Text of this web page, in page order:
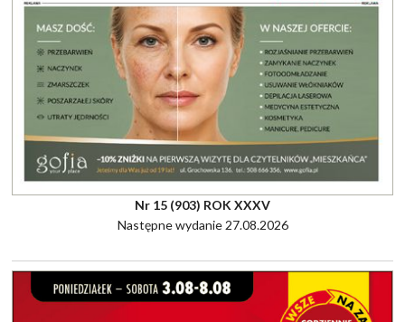
Nr 15 (903) ROK XXXV
Następne wydanie 27.08.2026